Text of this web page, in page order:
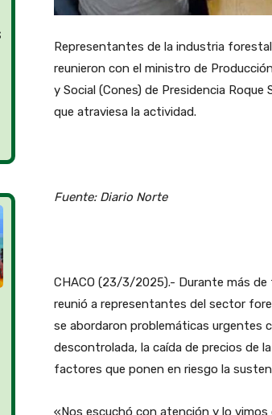
Representantes de la industria
reunieron con el ministro de
y Social (Cones) de Presidencia Roque
que atraviesa la actividad.
Fuente: Diario Norte
CHACO (23/3/2025).- Durante más
reunió a representantes del sector
se abordaron problemáticas urgentes
descontrolada, la caída de precios de
factores que ponen en riesgo la
«Nos escuchó con atención y lo